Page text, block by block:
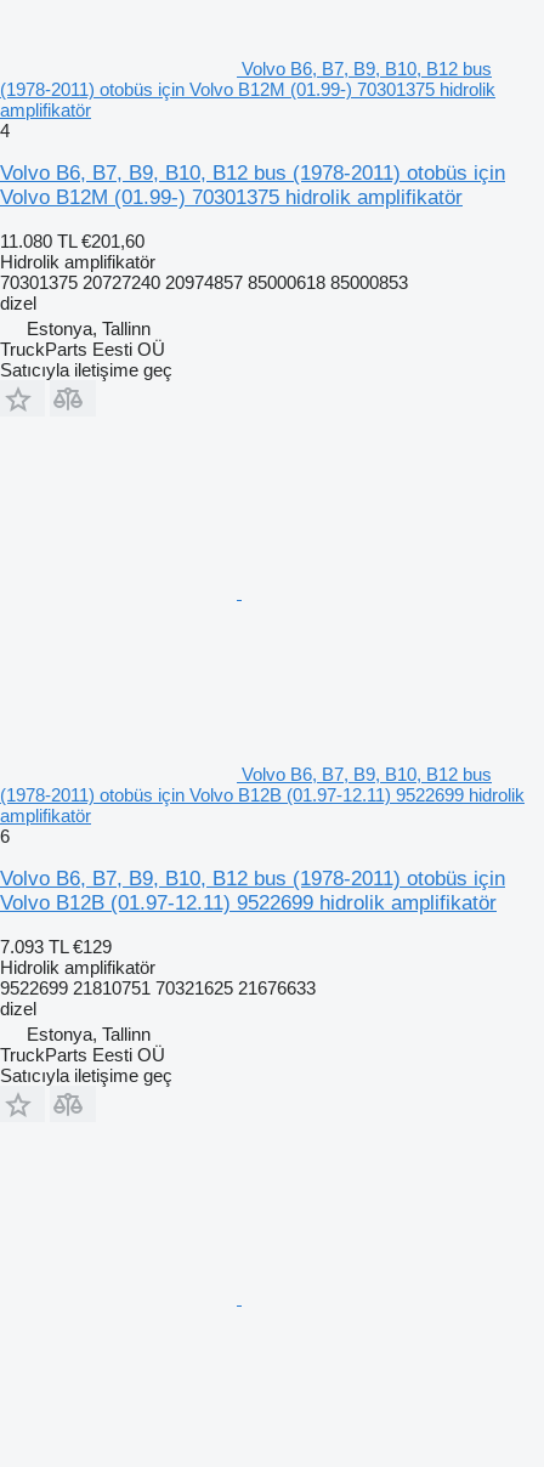
Volvo B6, B7, B9, B10, B12 bus
(1978-2011) otobüs için Volvo B12M (01.99-) 70301375 hidrolik
amplifikatör
4
Volvo B6, B7, B9, B10, B12 bus (1978-2011) otobüs için
Volvo B12M (01.99-) 70301375 hidrolik amplifikatör
11.080 TL €201,60
Hidrolik amplifikatör
70301375 20727240 20974857 85000618 85000853
dizel
Estonya, Tallinn
TruckParts Eesti OÜ
Satıcıyla iletişime geç
Volvo B6, B7, B9, B10, B12 bus
(1978-2011) otobüs için Volvo B12B (01.97-12.11) 9522699 hidrolik
amplifikatör
6
Volvo B6, B7, B9, B10, B12 bus (1978-2011) otobüs için
Volvo B12B (01.97-12.11) 9522699 hidrolik amplifikatör
7.093 TL €129
Hidrolik amplifikatör
9522699 21810751 70321625 21676633
dizel
Estonya, Tallinn
TruckParts Eesti OÜ
Satıcıyla iletişime geç